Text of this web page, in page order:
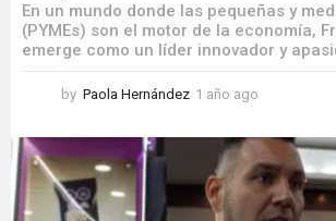
En un mundo donde las pequeñas y
(PYMEs) son el motor de la economía,
emerge como un líder innovador y
by Paola Hernández 1 año ago
ñ
a
g